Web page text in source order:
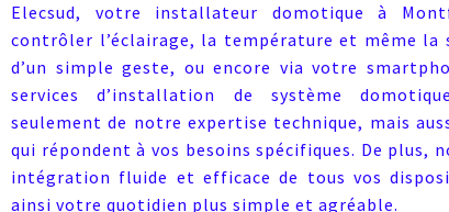
Elecsud, votre installateur domotique à
contrôler l’éclairage, la température et même la
d’un simple geste, ou encore via votre
services d’installation de système
seulement de notre expertise technique, mais
qui répondent à vos besoins spécifiques. De plus,
intégration fluide et efficace de tous vos
ainsi votre quotidien plus simple et agréable.